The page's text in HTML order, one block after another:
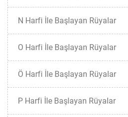
N Harfi İle Başlayan Rüyalar
O Harfi İle Başlayan Rüyalar
Ö Harfi İle Başlayan Rüyalar
P Harfi İle Başlayan Rüyalar